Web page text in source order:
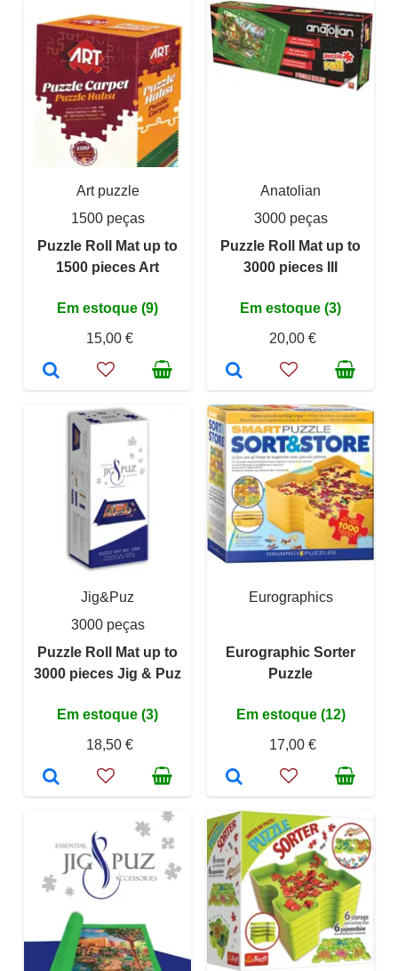
Art puzzle
1500 peças
Puzzle Roll Mat up to
1500 pieces Art
Em estoque (9)
15,00 €
Anatolian
3000 peças
Puzzle Roll Mat up to
3000 pieces III
Em estoque (3)
20,00 €
Jig&Puz
3000 peças
Puzzle Roll Mat up to
3000 pieces Jig & Puz
Em estoque (3)
18,50 €
Eurographics
Eurographic Sorter
Puzzle
Em estoque (12)
17,00 €